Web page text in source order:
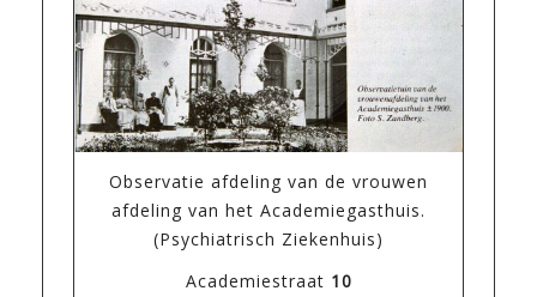
Observatie afdeling van de vrouwen
afdeling van het Academiegasthuis.
(Psychiatrisch Ziekenhuis)
Academiestraat 10